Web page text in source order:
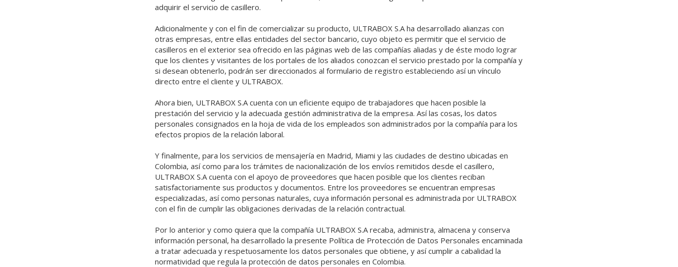
adquirir el servicio de casillero.
Adicionalmente y con el fin de comercializar su producto, ULTRABOX S.A ha desarrollado alianzas con
otras empresas, entre ellas entidades del sector bancario, cuyo objeto es permitir que el servicio de
casilleros en el exterior sea ofrecido en las páginas web de las compañías aliadas y de éste modo lograr
que los clientes y visitantes de los portales de los aliados conozcan el servicio prestado por la compañía y
si desean obtenerlo, podrán ser direccionados al formulario de registro estableciendo así un vínculo
directo entre el cliente y ULTRABOX.
Ahora bien, ULTRABOX S.A cuenta con un eficiente equipo de trabajadores que hacen posible la
prestación del servicio y la adecuada gestión administrativa de la empresa. Así las cosas, los datos
personales consignados en la hoja de vida de los empleados son administrados por la compañía para los
efectos propios de la relación laboral.
Y finalmente, para los servicios de mensajería en Madrid, Miami y las ciudades de destino ubicadas en
Colombia, así como para los trámites de nacionalización de los envíos remitidos desde el casillero,
ULTRABOX S.A cuenta con el apoyo de proveedores que hacen posible que los clientes reciban
satisfactoriamente sus productos y documentos. Entre los proveedores se encuentran empresas
especializadas, así como personas naturales, cuya información personal es administrada por ULTRABOX
con el fin de cumplir las obligaciones derivadas de la relación contractual.
Por lo anterior y como quiera que la compañía ULTRABOX S.A recaba, administra, almacena y conserva
información personal, ha desarrollado la presente Política de Protección de Datos Personales encaminada
a tratar adecuada y respetuosamente los datos personales que obtiene, y así cumplir a cabalidad la
normatividad que regula la protección de datos personales en Colombia.